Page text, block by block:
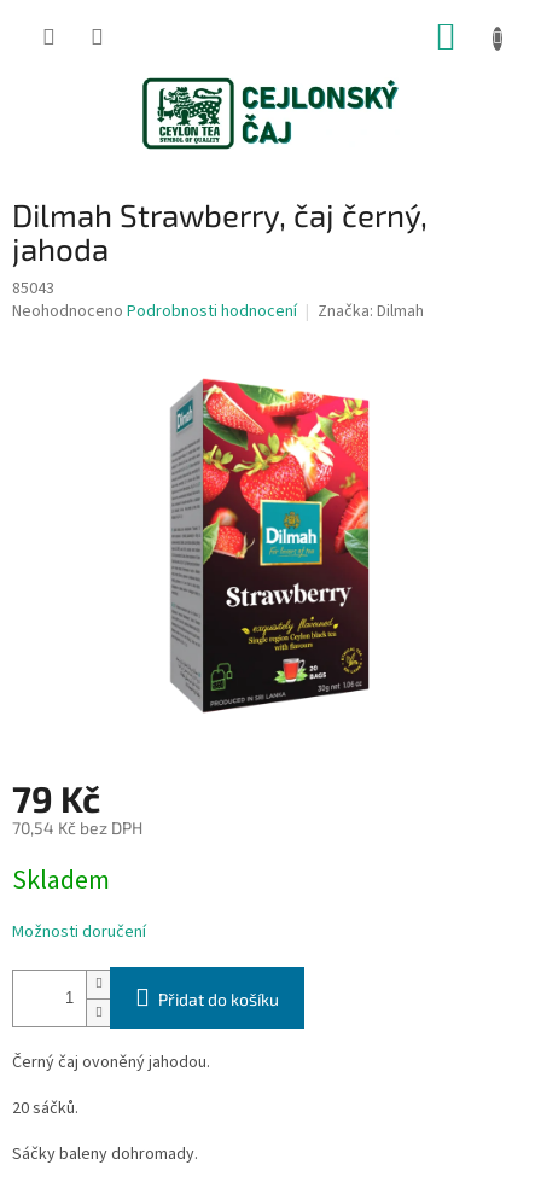
Dilmah Strawberry, čaj černý,
jahoda
85043
Průměrné
Neohodnoceno Podrobnosti hodnocení Značka: Dilmah
79 Kč
70,54 Kč bez DPH
cena:
Skladem
Možnosti doručení
Přidat do košíku
Černý čaj ovoněný jahodou.
20 sáčků.
Sáčky baleny dohromady.